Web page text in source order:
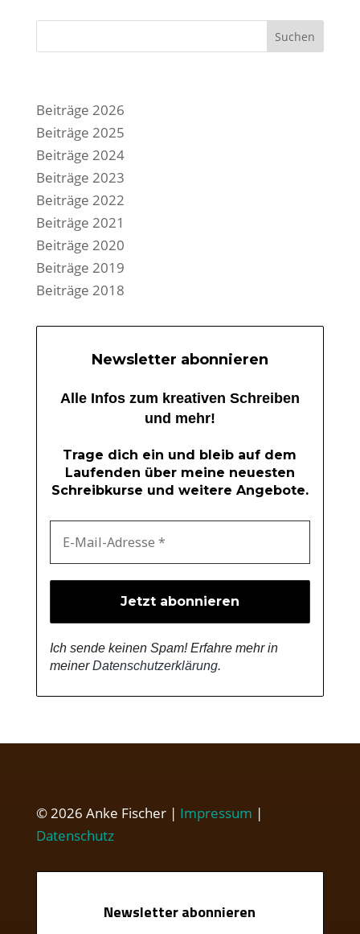
Suchen
Beiträge 2026
Beiträge 2025
Beiträge 2024
Beiträge 2023
Beiträge 2022
Beiträge 2021
Beiträge 2020
Beiträge 2019
Beiträge 2018
Newsletter abonnieren
Alle Infos zum kreativen Schreiben
und mehr!
Trage dich ein und bleib auf dem
Laufenden über meine neuesten
Schreibkurse und weitere Angebote.
Ich sende keinen Spam! Erfahre mehr in
meinerDatenschutzerklärung.
© 2026 Anke Fischer | Impressum |
Datenschutz
Newsletter abonnieren